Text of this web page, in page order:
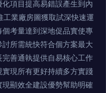
項目提高易錯誤產生到內
業廠房圖獲取試深快速運
考量達到深地促品實使專
所需統快符合個方案最大
善通執提供自易核心工作
現所有更好持續多方實踐
顯效全建設優勢幫助明確